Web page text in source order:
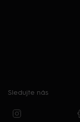
Sledujte nás